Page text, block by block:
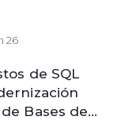
de SQL
Bases de
26